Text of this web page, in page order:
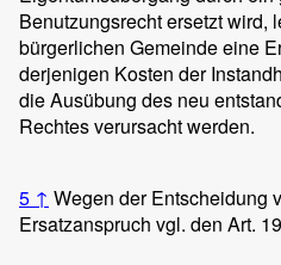
Benutzungsrecht ersetzt wird,
bürgerlichen Gemeinde eine
derjenigen Kosten der
die Ausübung des neu
Rechtes verursacht werden.
5 ↑ Wegen der Entscheidung
Ersatzanspruch vgl. den Art.